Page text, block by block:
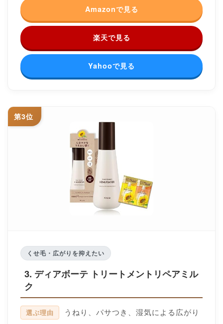
Amazonで見る
楽天で見る
Yahooで見る
第3位
くせ毛・広がりを抑えたい
3. ディアボーテ トリートメントリペアミル
ク
選ぶ理由 うねり、パサつき、湿気による広がり